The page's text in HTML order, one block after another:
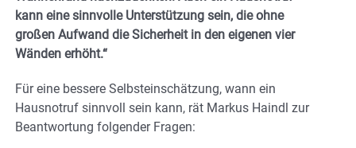
kann eine sinnvolle Unterstützung sein, die ohne
großen Aufwand die Sicherheit in den eigenen vier
Wänden erhöht.“
Für eine bessere Selbsteinschätzung, wann ein
Hausnotruf sinnvoll sein kann, rät Markus Haindl zur
Beantwortung folgender Fragen: